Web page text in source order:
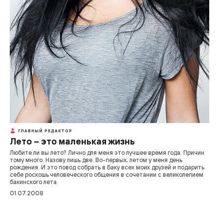
ГЛАВНЫЙ РЕДАКТОР
Лето – это маленькая жизнь
Любите ли вы лето? Лично для меня это лучшее время года. Причин
тому много. Назову лишь две. Во-первых, летом у меня день
рождения. И это повод собрать в Баку всех моих друзей и подарить
себе роскошь человеческого общения в сочетании с великолепием
бакинского лета.
01.07.2008